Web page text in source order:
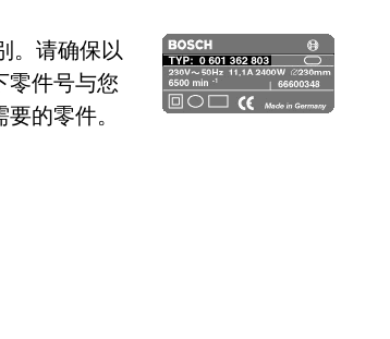
。请确保以
零件号与您
的零件。